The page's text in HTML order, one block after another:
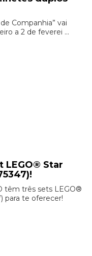
Companhia” vai
a 2 de feverei ...
LEGO® Star
têm três sets LEGO®
para te oferecer!